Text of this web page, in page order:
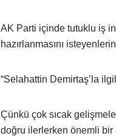
AK Parti içinde tutuklu iş
hazırlanmasını
“Selahattin Demirtaş’la
Çünkü çok sıcak
doğru ilerlerken önemli bir